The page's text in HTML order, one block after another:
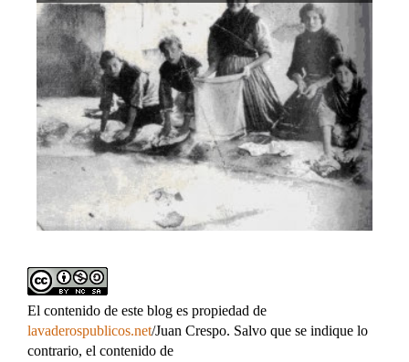
El contenido de este blog es propiedad de
lavaderospublicos.net/Juan Crespo. Salvo que se indique lo
contrario, el contenido de